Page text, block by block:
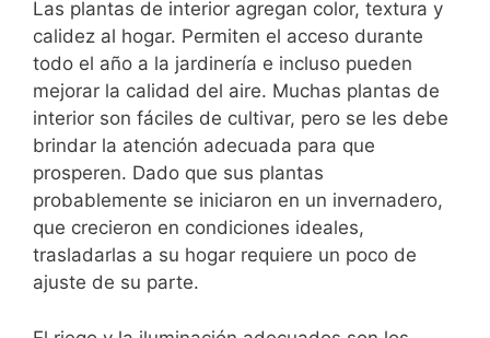
Las plantas de interior agregan color, textura y
calidez al hogar. Permiten el acceso durante
todo el año a la jardinería e incluso pueden
mejorar la calidad del aire. Muchas plantas de
interior son fáciles de cultivar, pero se les debe
brindar la atención adecuada para que
prosperen. Dado que sus plantas
probablemente se iniciaron en un invernadero,
que crecieron en condiciones ideales,
trasladarlas a su hogar requiere un poco de
ajuste de su parte.